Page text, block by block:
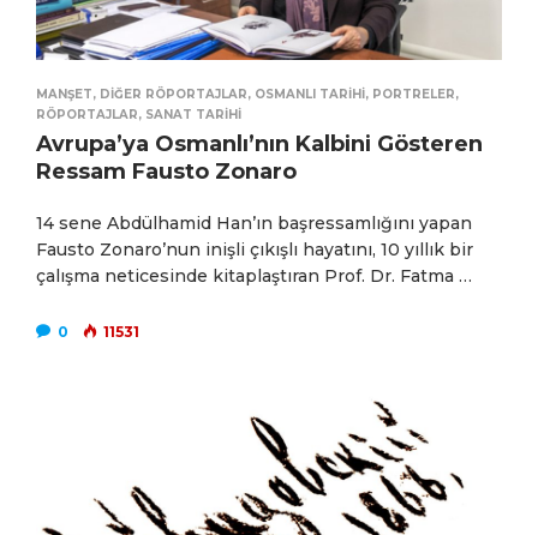
MANŞET, DIĞER RÖPORTAJLAR, OSMANLI TARIHI, PORTRELER,
RÖPORTAJLAR, SANAT TARIHI
Avrupa’ya Osmanlı’nın Kalbini Gösteren
Ressam Fausto Zonaro
14 sene Abdülhamid Han’ın başressamlığını yapan
Fausto Zonaro’nun inişli çıkışlı hayatını, 10 yıllık bir
çalışma neticesinde kitaplaştıran Prof. Dr. Fatma …
0 11531